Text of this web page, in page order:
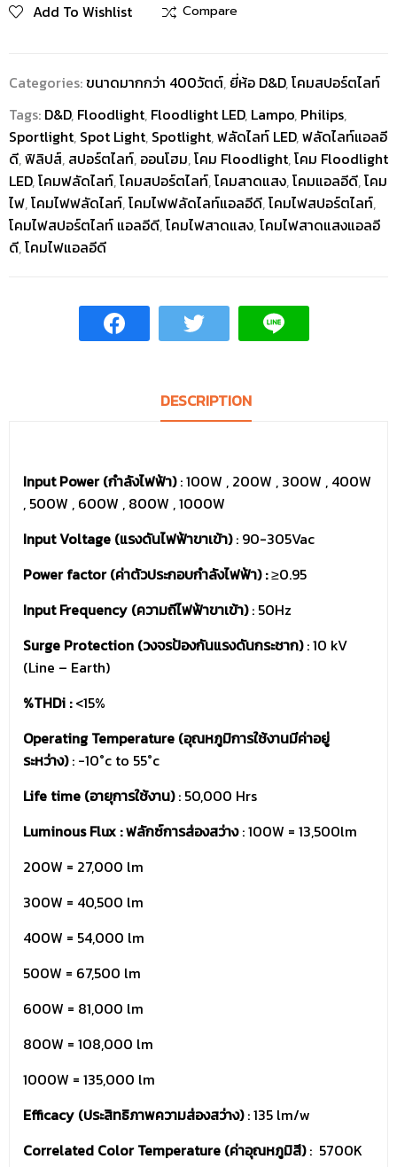
Add To Wishlist Compare
Categories:ขนาดมากกว่า 400วัตต์, ยี่ห้อ D&D,โคมสปอร์ตไลท์
Tags: D&D, Floodlight, Floodlight LED, Lampo, Philips,
Sportlight, Spot Light, Spotlight,ฟลัดไลท์ LED,ฟลัดไลท์แอลอี
ดี,ฟิลิปส์, สปอร์ตไลท์, ออนโฮม,โคม Floodlight,โคม Floodlight
LED,โคมฟลัดไลท์,โคมสปอร์ตไลท์,โคมสาดแสง,โคมแอลอีดี,โคม
ไฟ,โคมไฟฟลัดไลท์,โคมไฟฟลัดไลท์แอลอีดี,โคมไฟสปอร์ตไลท์,
โคมไฟสปอร์ตไลท์ แอลอีดี,โคมไฟสาดแสง,โคมไฟสาดแสงแอลอี
ดี,โคมไฟแอลอีดี
DESCRIPTION
Input Power (กำลังไฟฟ้า): 100W , 200W , 300W , 400W
, 500W , 600W , 800W , 1000W
Input Voltage (แรงดันไฟฟ้าขาเข้า): 90-305Vac
Power factor (ค่าตัวประกอบกำลังไฟฟ้า) :≥0.95
Input Frequency (ความถีไฟฟ้าขาเข้า): 50Hz
Surge Protection (วงจรป้องกันแรงดันกระชาก): 10 kV
(Line – Earth)
%THDi :<15%
Operating Temperature (อุณหภูมิการใช้งานมีค่าอยู่
ระหว่าง): -10°c to 55°c
Life time (อายุการใช้งาน): 50,000 Hrs
Luminous Flux : ฟลักซ์การส่องสว่าง: 100W = 13,500lm
200W = 27,000 lm
300W = 40,500 lm
400W = 54,000 lm
500W = 67,500 lm
600W = 81,000 lm
800W = 108,000 lm
1000W = 135,000 lm
Efficacy (ประสิทธิภาพความส่องสว่าง): 135 lm/w
Correlated Color Temperature (ค่าอุณหภูมิสี): 5700K